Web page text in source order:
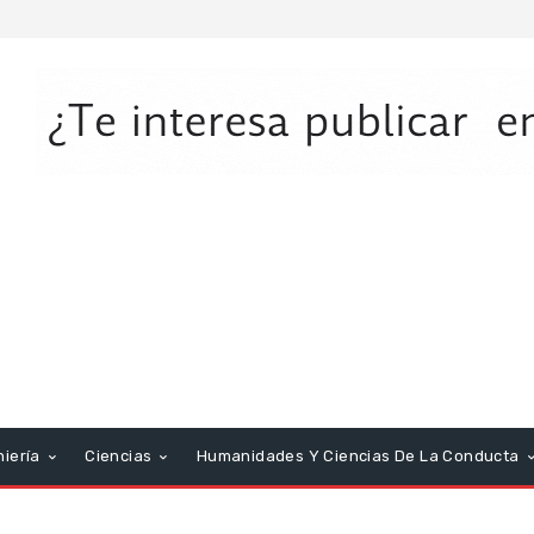
Ciencias Humanidades Y Ciencias De La Conducta